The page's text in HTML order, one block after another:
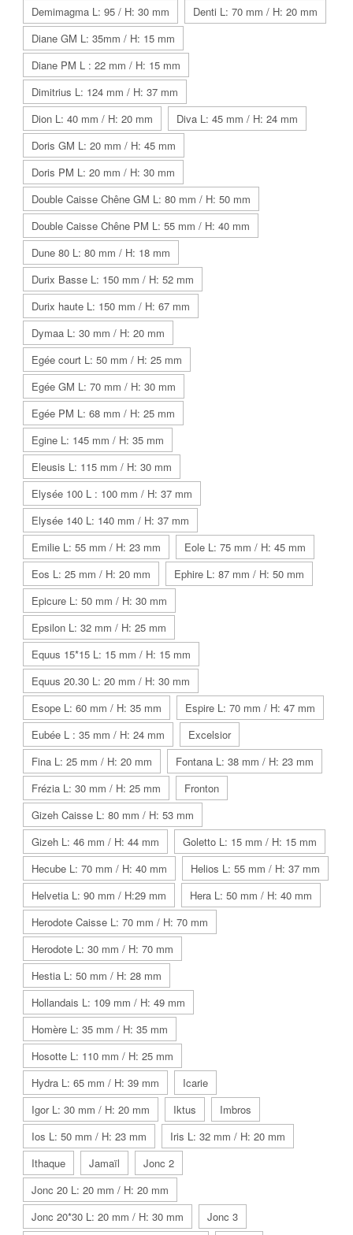
Demimagma L: 95 / H: 30 mm
Denti L: 70 mm / H: 20 mm
Diane GM L: 35mm / H: 15 mm
Diane PM L : 22 mm / H: 15 mm
Dimitrius L: 124 mm / H: 37 mm
Dion L: 40 mm / H: 20 mm
Diva L: 45 mm / H: 24 mm
Doris GM L: 20 mm / H: 45 mm
Doris PM L: 20 mm / H: 30 mm
Double Caisse Chêne GM L: 80 mm / H: 50 mm
Double Caisse Chêne PM L: 55 mm / H: 40 mm
Dune 80 L: 80 mm / H: 18 mm
Durix Basse L: 150 mm / H: 52 mm
Durix haute L: 150 mm / H: 67 mm
Dymaa L: 30 mm / H: 20 mm
Egée court L: 50 mm / H: 25 mm
Egée GM L: 70 mm / H: 30 mm
Egée PM L: 68 mm / H: 25 mm
Egine L: 145 mm / H: 35 mm
Eleusis L: 115 mm / H: 30 mm
Elysée 100 L : 100 mm / H: 37 mm
Elysée 140 L: 140 mm / H: 37 mm
Emilie L: 55 mm / H: 23 mm
Eole L: 75 mm / H: 45 mm
Eos L: 25 mm / H: 20 mm
Ephire L: 87 mm / H: 50 mm
Epicure L: 50 mm / H: 30 mm
Epsilon L: 32 mm / H: 25 mm
Equus 15*15 L: 15 mm / H: 15 mm
Equus 20.30 L: 20 mm / H: 30 mm
Esope L: 60 mm / H: 35 mm
Espire L: 70 mm / H: 47 mm
Eubée L : 35 mm / H: 24 mm
Excelsior
Fina L: 25 mm / H: 20 mm
Fontana L: 38 mm / H: 23 mm
Frézia L: 30 mm / H: 25 mm
Fronton
Gizeh Caisse L: 80 mm / H: 53 mm
Gizeh L: 46 mm / H: 44 mm
Goletto L: 15 mm / H: 15 mm
Hecube L: 70 mm / H: 40 mm
Helios L: 55 mm / H: 37 mm
Helvetia L: 90 mm / H:29 mm
Hera L: 50 mm / H: 40 mm
Herodote Caisse L: 70 mm / H: 70 mm
Herodote L: 30 mm / H: 70 mm
Hestia L: 50 mm / H: 28 mm
Hollandais L: 109 mm / H: 49 mm
Homère L: 35 mm / H: 35 mm
Hosotte L: 110 mm / H: 25 mm
Hydra L: 65 mm / H: 39 mm
Icarie
Igor L: 30 mm / H: 20 mm
Iktus
Imbros
Ios L: 50 mm / H: 23 mm
Iris L: 32 mm / H: 20 mm
Ithaque
Jamaïl
Jonc 2
Jonc 20 L: 20 mm / H: 20 mm
Jonc 20*30 L: 20 mm / H: 30 mm
Jonc 3